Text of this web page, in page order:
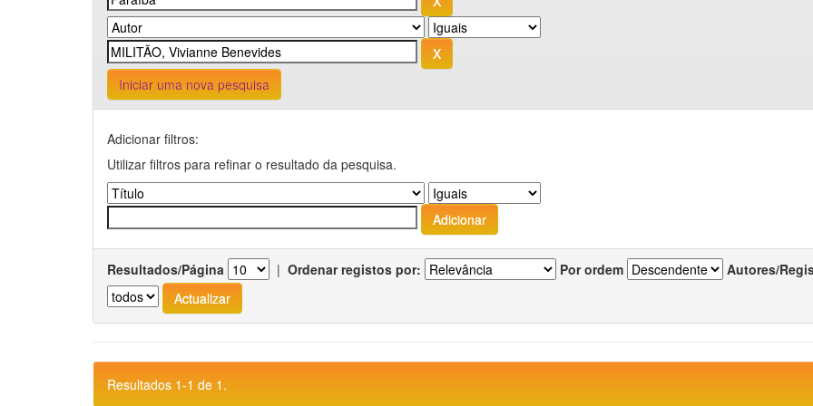
Iniciar uma nova pesquisa
Adicionar filtros:
Utilizar filtros para refinar o resultado da pesquisa.
Resultados/Página | Ordenar registos por: Por ordem Autores/
Resultados 1-1 de 1.